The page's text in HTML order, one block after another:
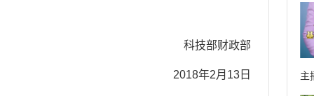
科技部财政部
2018年2月13日 主